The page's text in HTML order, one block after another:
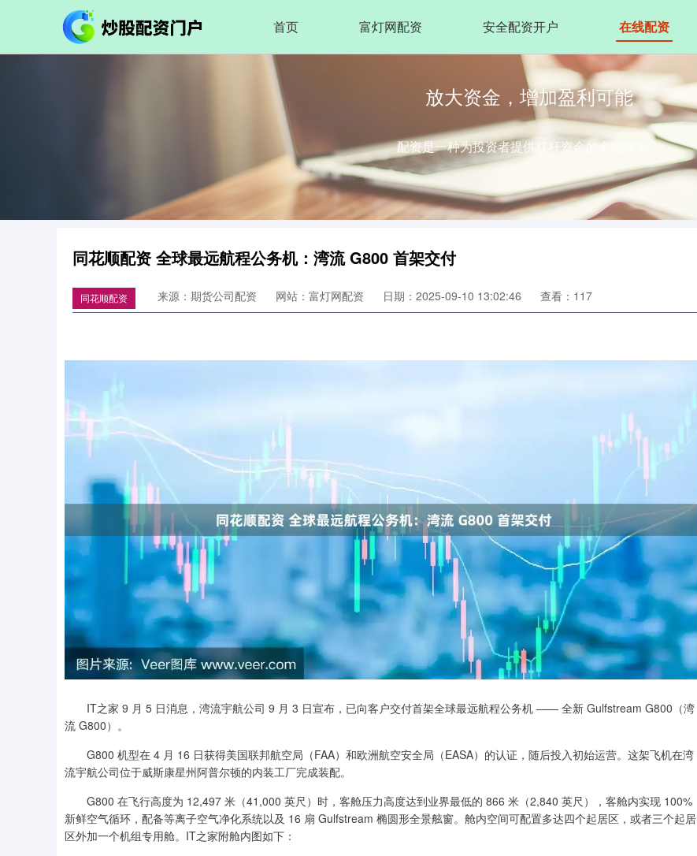
首页 富灯网配资 安全配资开户 在线配资
放大资金，增加盈利可能
配资是一种为投资者提供杠杆资金的金融服务！
同花顺配资 全球最远航程公务机：湾流 G800 首架交付
同花顺配资 来源：期货公司配资 网站：富灯网配资 日期：2025-09-10 13:02:46 查看：117
IT之家 9 月 5 日消息，湾流宇航公司 9 月 3 日宣布，已向客户交付首架全球最远航程公务机 —— 全新 Gulfstream G800（湾
流 G800）。
G800 机型在 4 月 16 日获得美国联邦航空局（FAA）和欧洲航空安全局（EASA）的认证，随后投入初始运营。这架飞机在湾
流宇航公司位于威斯康星州阿普尔顿的内装工厂完成装配。
G800 在飞行高度为 12,497 米（41,000 英尺）时，客舱压力高度达到业界最低的 866 米（2,840 英尺），客舱内实现 100%
新鲜空气循环，配备等离子空气净化系统以及 16 扇 Gulfstream 椭圆形全景舷窗。舱内空间可配置多达四个起居区，或者三个起居
区外加一个机组专用舱。IT之家附舱内图如下：